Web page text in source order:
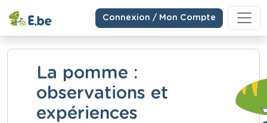
Connexion / Mon Compte
La pomme :
observations et
expériences